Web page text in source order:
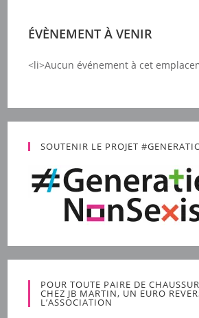
ÉVÈNEMENT À VENIR
<li>Aucun événement à cet
SOUTENIR LE PROJET
POUR TOUTE PAIRE DE
CHEZ JB MARTIN, UN EURO
L’ASSOCIATION